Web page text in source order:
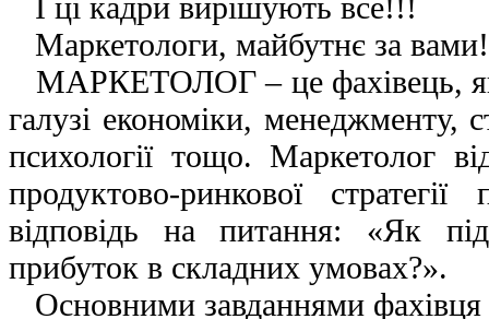
І ці кадри вирішують все!!!
Маркетологи, майбутнє за
МАРКЕТОЛОГ – це фахівець,
галузі економіки, менеджменту,
психології тощо. Маркетолог
продуктово-ринкової
відповідь на питання: «Як
прибуток в складних умовах?».
Основними завданнями фахівця